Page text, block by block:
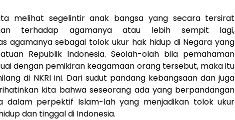
melihat segelintir anak bangsa yang secara tersirat
terhadap agamanya atau lebih sempit lagi,
agamanya sebagai tolok ukur hak hidup di Negara yang
Republik Indonesia. Seolah-olah bila pemahaman
dengan pemikiran keagamaan orang tersebut, maka itu
di NKRI ini. Dari sudut pandang kebangsaan dan juga
kita bahwa seseorang ada yang berpandangan
dalam perpektif Islam-lah yang menjadikan tolok ukur
dan tinggal di Indonesia.